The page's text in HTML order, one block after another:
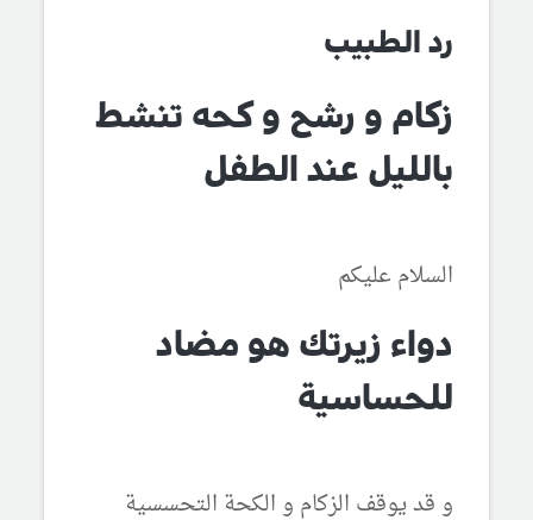
رد الطبيب
زكام و رشح و كحه تنشط
بالليل عند الطفل
السلام عليكم
دواء زيرتك هو مضاد
للحساسية
و قد يوقف الزكام و الكحة التحسسية